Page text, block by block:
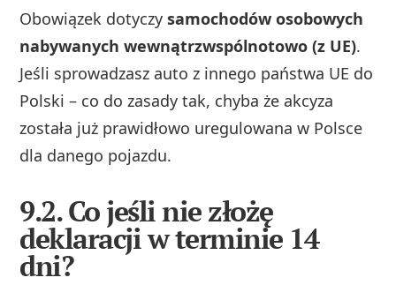
Obowiązek dotyczysamochodów osobowych
nabywanych wewnątrzwspólnotowo (z UE).
Jeśli sprowadzasz auto z innego państwa UE do
Polski – co do zasady tak, chyba że akcyza
została już prawidłowo uregulowana w Polsce
dla danego pojazdu.
9.2. Co jeśli nie złożę
deklaracji w terminie 14
dni?